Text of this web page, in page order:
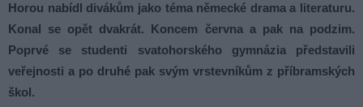
Horou nabídl divákům jako téma německé drama a literaturu.
Konal se opět dvakrát. Koncem června a pak na podzim.
Poprvé se studenti svatohorského gymnázia představili
veřejnosti a po druhé pak svým vrstevníkům z příbramských
škol.